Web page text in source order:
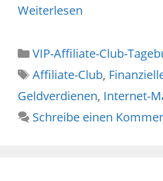
Weiterlesen
Kategorien
VIP-Affiliate-Club-
Schlagwörter
Affiliate-Club,
Geldverdienen, Internet-
Schreibe einen